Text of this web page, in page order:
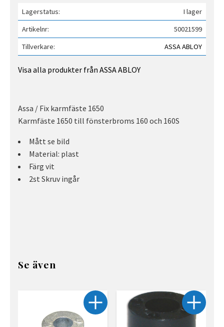
Lagerstatus
I lager
Artikelnr
50021599
Tillverkare
ASSA ABLOY
Visa alla produkter från ASSA ABLOY
Assa / Fix karmfäste 1650
Karmfäste 1650 till fönsterbroms 160 och 160S
Mått se bild
Material: plast
Färg vit
2st Skruv ingår
Se även